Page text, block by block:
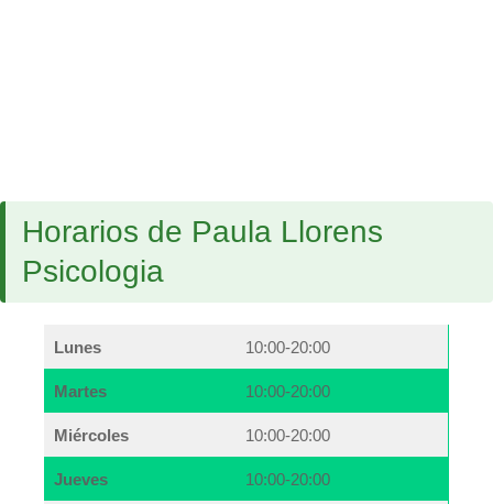
Horarios de Paula Llorens
Psicologia
Lunes 10:00-20:00
Martes 10:00-20:00
Miércoles 10:00-20:00
Jueves 10:00-20:00